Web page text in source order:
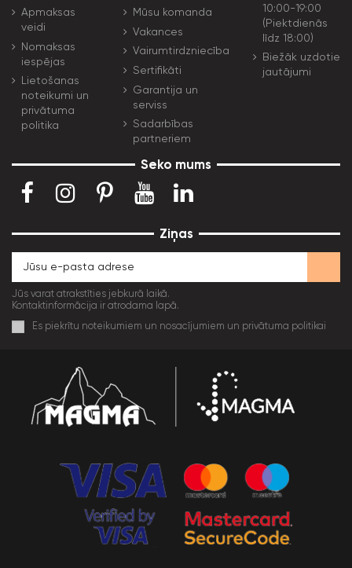
Apmaksas
veidi
Nomaksas
iespējas
Lietošanas
noteikumi un
privātuma
politika
Mūsu komanda
Vakances
Vairumtirdzniecība
Sertifikāti
Garantija un
serviss
Sadarbības
partneriem
10:00-19:00
(Piektdienās
līdz 18:00)
Biežāk uzdotie
jautājumi
Seko mums
Ziņas
Jūs varat atrakstīties jebkurā laikā.
Kontaktinformācija ir atrodama lapā.
Es piekrītu noteikumiem un nosacījumiem un privātuma politikai